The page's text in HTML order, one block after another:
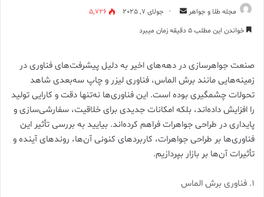
مجله طلا و جواهر
ارسال
جولای 7, 2025
5,726
خواندن این مطلب 5 دقیقه زمان میبرد
صنعت جواهرسازی در دهه‌های اخیر به دلیل پیشرفت‌های فناوری در
زمینه‌هایی مانند برش الماس، فناوری لیزر و چاپ سه‌بعدی شاهد
تحولات چشمگیری بوده است. این فناوری‌ها نه‌تنها دقت و کارایی تولید
را افزایش داده‌اند، بلکه امکانات جدیدی برای خلاقیت، سفارشی‌سازی و
پایداری در طراحی جواهرات فراهم کرده‌اند. بیایید به بررسی تأثیر این
فناوری‌ها بر طراحی جواهرات، کاربردهای کنونی آن‌ها، روندهای آینده و
تأثیرات آن‌ها بر بازار بپردازیم.
۱. فناوری برش الماس